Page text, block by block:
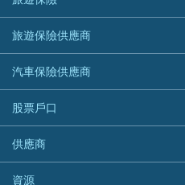
最佳小額貸款比較
易批必批貸款
24小時貸款
最佳循環貸款
HSBC 滙豐銀行貸款
K Cash 貸款
Mox 銀行
National Resources 中潤物業按揭
OCBC 華僑銀行
PrimeCredit 安信信貸
Promise 邦民日本財務
台灣遊信用卡攻略
機場貴賓室信用卡
銀聯信用卡
高獎賞信用卡推薦
酒店信用卡
信銀國際
大新銀行
恒生銀行
Standard Chartered渣打銀行
東亞銀行
SIM
HKTVmall優惠碼
交稅優惠
酒店優惠碼
機票優惠碼
汽車保險
家居保險
家傭保險
寵物保險
定期人壽保險
危疾保險
年金資訊
日本旅遊保險及資訊
泰國旅遊保險及資訊
台灣旅遊保險及資訊
韓國旅遊保險及資訊
歐洲旅遊保險及資訊
越南旅遊保險及資訊
澳洲旅遊保險及資訊
旅遊保險供應商
AXA 安盛
AIG 美亞
Allianz 安聯
Allied World 世聯
Avo
汽車保險供應商
大新汽車保險
中銀汽車保險
Allianz安聯汽車保險
bolttech保障汽車保險
股票戶口
富途證券
IB盈透證券
供應商
富途牛牛好唔好？
資源